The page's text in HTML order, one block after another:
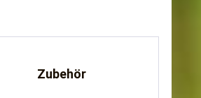
Zubehör